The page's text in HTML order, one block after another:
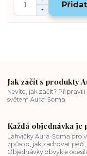
Jak začít s produkty
Nevíte, jak začít?
světem Aura-Soma.
Každá objednávka je
Lahvičky Aura-Soma pro
způsob, jak zachovat
Objednávky obvykle